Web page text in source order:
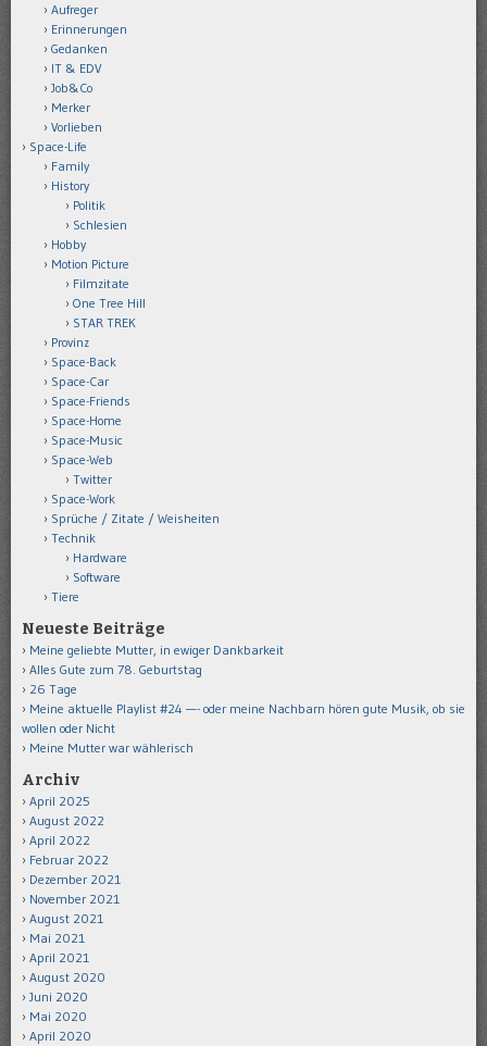
Aufreger
Erinnerungen
Gedanken
IT & EDV
Job&Co
Merker
Vorlieben
Space-Life
Family
History
Politik
Schlesien
Hobby
Motion Picture
Filmzitate
One Tree Hill
STAR TREK
Provinz
Space-Back
Space-Car
Space-Friends
Space-Home
Space-Music
Space-Web
Twitter
Space-Work
Sprüche / Zitate / Weisheiten
Technik
Hardware
Software
Tiere
Neueste Beiträge
Meine geliebte Mutter, in ewiger Dankbarkeit
Alles Gute zum 78. Geburtstag
26 Tage
Meine aktuelle Playlist #24 —- oder meine Nachbarn hören gute Musik, ob sie
wollen oder Nicht
Meine Mutter war wählerisch
Archiv
April 2025
August 2022
April 2022
Februar 2022
Dezember 2021
November 2021
August 2021
Mai 2021
April 2021
August 2020
Juni 2020
Mai 2020
April 2020